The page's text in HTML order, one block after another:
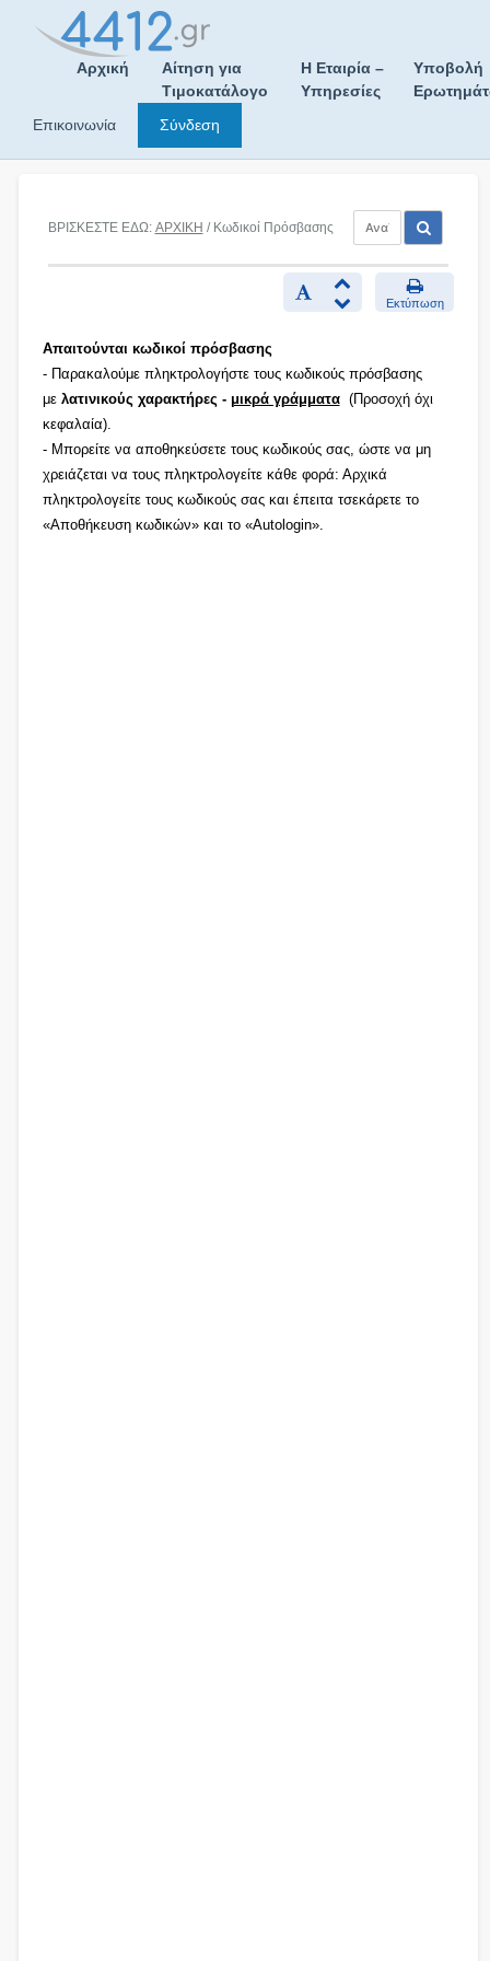
Αρχική
Αίτηση για
Τιμοκατάλογο
Η Εταιρία –
Υπηρεσίες
Υποβολή
Επικοινωνία
Σύνδεση
ΒΡΙΣΚΕΣΤΕ ΕΔΩ: ΑΡΧΙΚΗ / Κωδικοί Πρόσβασης
Εκτύπωση
Απαιτούνται κωδικοί πρόσβασης
- Παρακαλούμε πληκτρολογήστε τους κωδικούς πρόσβασης
με λατινικούς χαρακτήρες - μικρά γράμματα(Προσοχή όχι
κεφαλαία).
- Μπορείτε να αποθηκεύσετε τους κωδικούς σας, ώστε να μη
χρειάζεται να τους πληκτρολογείτε κάθε φορά: Αρχικά
πληκτρολογείτε τους κωδικούς σας και έπειτα τσεκάρετε το
«Αποθήκευση κωδικών» και το «Autologin».